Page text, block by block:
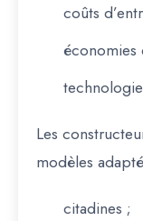
coûts
économies
Les
modèles
citadines ;